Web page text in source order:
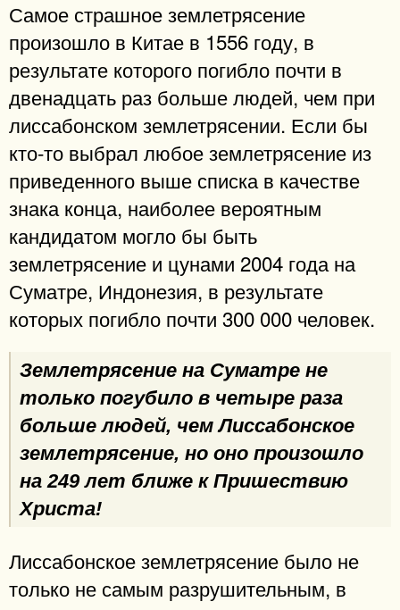
Самое страшное землетрясение
произошло в Китае в 1556 году, в
результате которого погибло почти в
двенадцать раз больше людей, чем при
лиссабонском землетрясении. Если бы
кто-то выбрал любое землетрясение из
приведенного выше списка в качестве
знака конца, наиболее вероятным
кандидатом могло бы быть
землетрясение и цунами 2004 года на
Суматре, Индонезия, в результате
которых погибло почти 300 000 человек.
Землетрясение на Суматре не
только погубило в четыре раза
больше людей, чем Лиссабонское
землетрясение, но оно произошло
на 249 лет ближе к Пришествию
Христа!
Лиссабонское землетрясение было не
только не самым разрушительным, в